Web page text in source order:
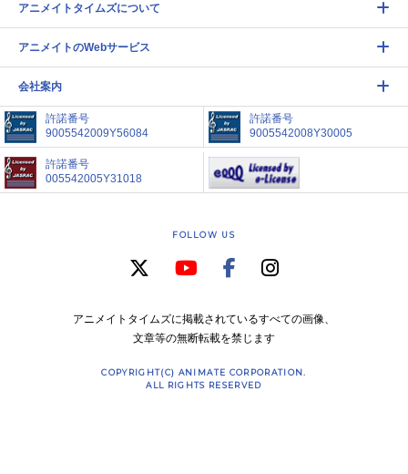
アニメイトタイムズについて
アニメイトのWebサービス
会社案内
許諾番号
9005542009Y56084
許諾番号
9005542008Y30005
許諾番号
005542005Y31018
FOLLOW US
アニメイトタイムズに掲載されているすべての画像、
文章等の無断転載を禁じます
COPYRIGHT(C) ANIMATE CORPORATION.
ALL RIGHTS RESERVED